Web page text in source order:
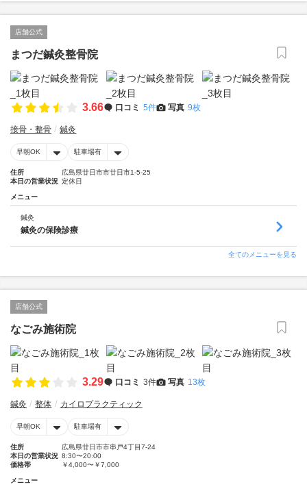
店舗公式
まつだ鍼灸整骨院
3.66 口コミ 5件 写真 9枚
接骨・整骨 鍼灸
早朝OK 駐車場有
住所
広島県廿日市市廿日市1-5-25
本日の営業状況 定休日
メニュー
鍼灸
鍼灸の保険診療
全てのメニューを見る
店舗公式
なごみ施術院
3.29 口コミ 3件 写真 13枚
鍼灸 整体 カイロプラクティック
早朝OK 駐車場有
住所
広島県廿日市市串戸4丁目7-24
本日の営業状況 8:30〜20:00
価格帯
￥4,000〜￥7,000
メニュー